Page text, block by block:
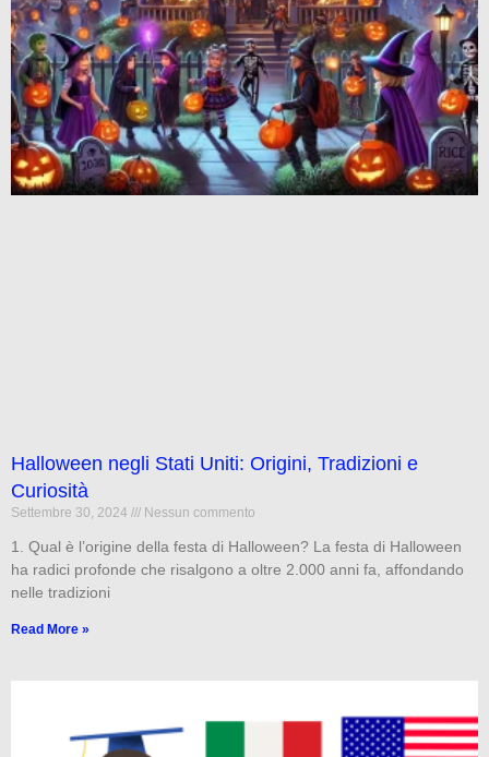
Halloween negli Stati Uniti: Origini, Tradizioni e
Curiosità
Settembre 30, 2024 Nessun commento
1. Qual è l’origine della festa di Halloween? La festa di Halloween
ha radici profonde che risalgono a oltre 2.000 anni fa, affondando
nelle tradizioni
Read More »